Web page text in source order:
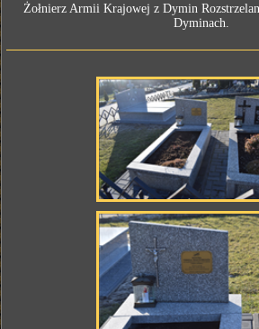
Żołnierz Armii Krajowej z Dymin
Dyminach.